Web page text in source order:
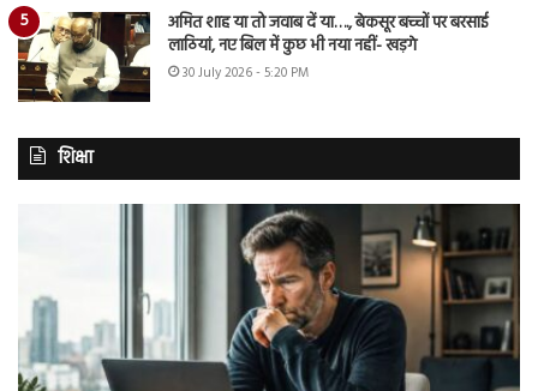
अमित शाह या तो जवाब दें या…., बेकसूर बच्चों पर बरसाई
लाठियां, नए बिल में कुछ भी नया नहीं- खड़गे
30 July 2026 - 5:20 PM
शिक्षा